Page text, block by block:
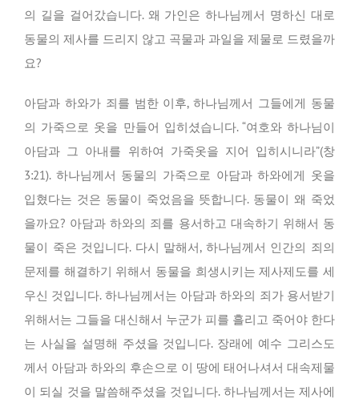
의 길을 걸어갔습니다. 왜 가인은 하나님께서 명하신 대로
동물의 제사를 드리지 않고 곡물과 과일을 제물로 드렸을까
요?
아담과 하와가 죄를 범한 이후, 하나님께서 그들에게 동물
의 가죽으로 옷을 만들어 입히셨습니다. “여호와 하나님이
아담과 그 아내를 위하여 가죽옷을 지어 입히시니라”(창
3:21). 하나님께서 동물의 가죽으로 아담과 하와에게 옷을
입혔다는 것은 동물이 죽었음을 뜻합니다. 동물이 왜 죽었
을까요? 아담과 하와의 죄를 용서하고 대속하기 위해서 동
물이 죽은 것입니다. 다시 말해서, 하나님께서 인간의 죄의
문제를 해결하기 위해서 동물을 희생시키는 제사제도를 세
우신 것입니다. 하나님께서는 아담과 하와의 죄가 용서받기
위해서는 그들을 대신해서 누군가 피를 흘리고 죽어야 한다
는 사실을 설명해 주셨을 것입니다. 장래에 예수 그리스도
께서 아담과 하와의 후손으로 이 땅에 태어나셔서 대속제물
이 되실 것을 말씀해주셨을 것입니다. 하나님께서는 제사에